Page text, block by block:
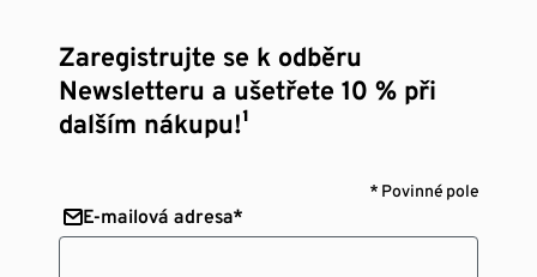
Zaregistrujte se k odběru
Newsletteru a ušetřete 10 % při
dalším nákupu!¹
* Povinné pole
E-mailová adresa*